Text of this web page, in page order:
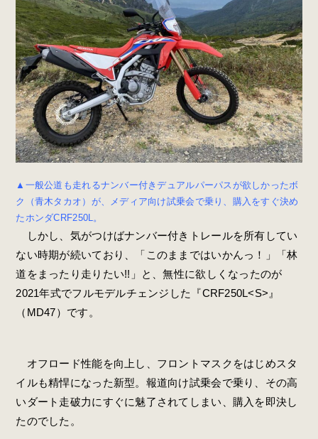
▲一般公道も走れるナンバー付きデュアルパーパスが欲しかったボ
ク（青木タカオ）が、メディア向け試乗会で乗り、購入をすぐ決め
たホンダCRF250L。
しかし、気がつけばナンバー付きトレールを所有してい
ない時期が続いており、「このままではいかんっ！」「林
道をまったり走りたい!!」と、無性に欲しくなったのが
2021年式でフルモデルチェンジした『CRF250L<S>』
（MD47）です。
オフロード性能を向上し、フロントマスクをはじめスタ
イルも精悍になった新型。報道向け試乗会で乗り、その高
いダート走破力にすぐに魅了されてしまい、購入を即決し
たのでした。